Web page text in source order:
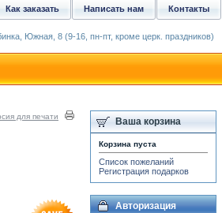
для печати Ваша корзина
Корзина пуста
Список пожеланий
Регистрация подарков
Авторизация
Контакты
Написать нам
Как заказать
Южная, 8 (9-16, пн-пт, кроме церк. праздников)